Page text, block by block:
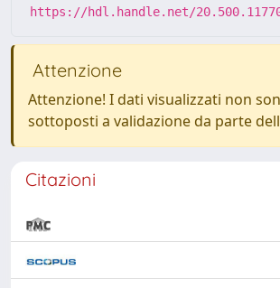
https://hdl.handle.net/
Attenzione
Attenzione! I dati visualizzati non
sottoposti a validazione da parte
Citazioni